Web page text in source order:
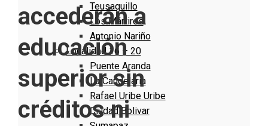
Teusaquillo
Los Mártires
Antonio Nariño
Localidad 16 – 20
Puente Aranda
La Candelaria
Rafael Uribe Uribe
Ciudad Bolivar
accederán a
educación
superior sin
créditos ni